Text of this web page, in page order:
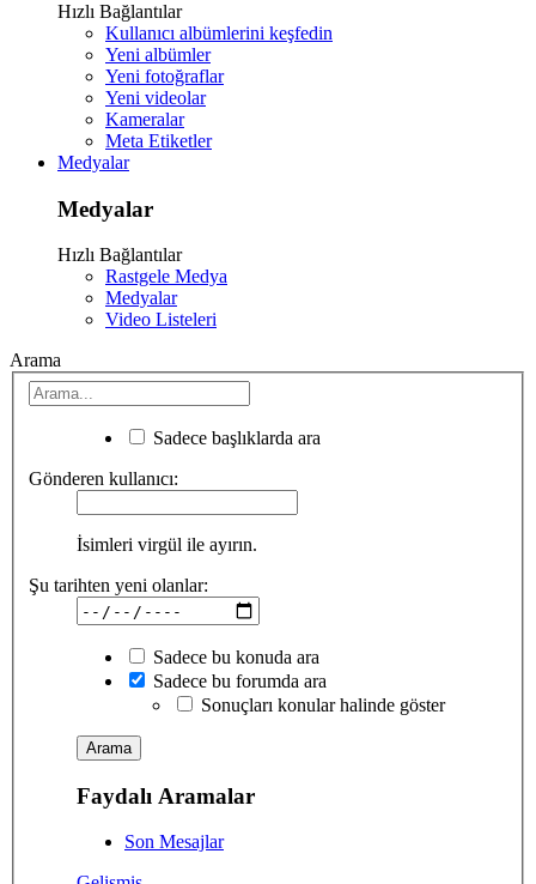
Hızlı Bağlantılar
Kullanıcı albümlerini keşfedin
Yeni albümler
Yeni fotoğraflar
Yeni videolar
Kameralar
Meta Etiketler
Medyalar
Medyalar
Hızlı Bağlantılar
Rastgele Medya
Medyalar
Video Listeleri
Arama
Sadece başlıklarda ara
Gönderen kullanıcı:
İsimleri virgül ile ayırın.
Şu tarihten yeni olanlar:
Sadece bu konuda ara
Sadece bu forumda ara
Sonuçları konular halinde göster
Faydalı Aramalar
Son Mesajlar